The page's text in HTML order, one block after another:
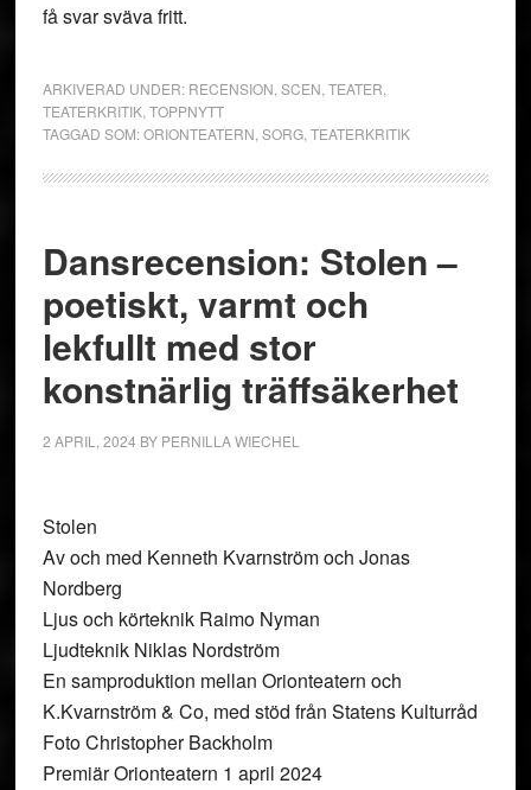
få svar sväva fritt.
ARKIVERAD UNDER: RECENSION SCEN TEATER
TEATERKRITIK, TOPPNYTT
TAGGAD SOM:ORIONTEATERN SORG, TEATERKRITIK
Dansrecension: Stolen –
poetiskt, varmt och
lekfullt med stor
konstnärlig träffsäkerhet
2 APRIL, 2024 BY PERNILLA WIECHEL
Stolen
Av och med Kenneth Kvarnström och Jonas
Nordberg
Ljus och körteknik Raimo Nyman
Ljudteknik Niklas Nordström
En samproduktion mellan Orionteatern och
K.Kvarnström & Co, med stöd från Statens Kulturråd
Foto Christopher Backholm
Premiär Orionteatern 1 april 2024